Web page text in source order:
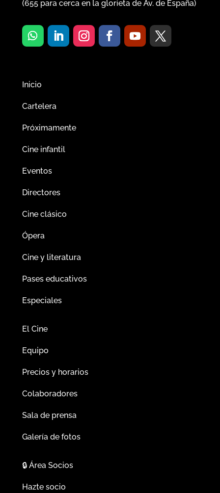
(655para cerca en la glorieta de Av. de España)
Inicio
Cartelera
Próximamente
Cine infantil
Eventos
Directores
Cine clásico
Ópera
Cine y literatura
Pases educativos
Especiales
El Cine
Equipo
Precios y horarios
Colaboradores
Sala de prensa
Galería de fotos
🔒Área Socios
Hazte socio